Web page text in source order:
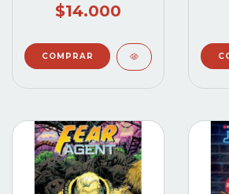
$14.000